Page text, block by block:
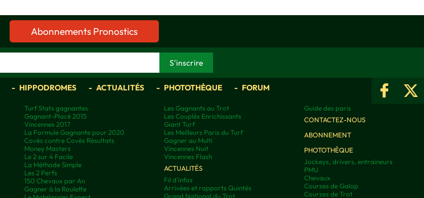
Abonnements Pronostics
HIPPODROMES ACTUALITÉS PHOTOTHÈQUE FORUM
Turf Stats gagnantes
Gagnant-Placé 2015
Vincennes 2017
La Formule Gagnante pour 2020
Covès contre Covès Résultats
Money Masters
Le 2 sur 4 Facile
La Méthode Simple
Les 2 Perfs
150 Chevaux par An
Gagner à la Roulette
Les Gagnants au Trot
Les Couplés Enrichissants
Giant Turf
Les Meilleurs Paris du Turf
Gagner au Multi
Vincennes Nuit
Vincennes Flash
ACTUALITÉS
Fil d'infos
Arrivées et rapports Quintés
Grand National du Trot
Guide des paris
CONTACTEZ-NOUS
ABONNEMENT
PHOTOTHÈQUE
Jockeys, drivers, entraineurs
PMU
Chevaux
Courses de Galop
Courses de Trot